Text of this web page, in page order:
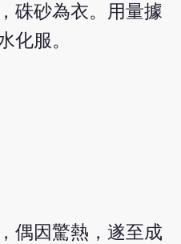
硃砂為衣。用量據
化服。
偶因驚熱，遂至成